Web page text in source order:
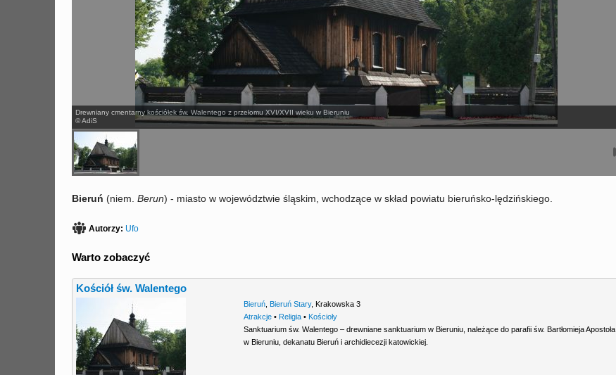
Drewniany cmentarny kościółek św. Walentego z przełomu XVI/XVII wieku w Bieruniu
© AdiS
Bieruń (niem. Berun) - miasto w województwie śląskim, wchodzące w skład powiatu bieruńsko-lędzińskiego.
Autorzy: Ufo
Warto zobaczyć
Kościół św. Walentego
Bieruń Bieruń Stary, Krakowska 3
Atrakcje • Religia • Kościoły
Sanktuarium św. Walentego – drewniane sanktuarium w Bieruniu, należące do parafii św. Bartłomieja Apostoła
w Bieruniu, dekanatu Bieruń i archidiecezji katowickiej.